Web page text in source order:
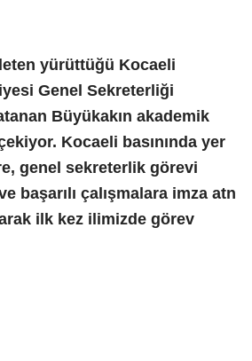
yürüttüğü Kocaeli
Genel Sekreterliği
Büyükakın akademik
Kocaeli basınında yer
genel sekreterlik görevi
başarılı çalışmalara imza atn
ilk kez ilimizde görev